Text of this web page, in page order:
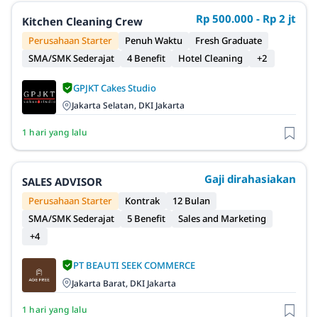
Kitchen Cleaning Crew Rp 500.000 - Rp 2 jt
Perusahaan Starter Penuh Waktu
Fresh Graduate
SMA/SMK Sederajat
4 Benefit Hotel Cleaning +2
GPJKT Cakes Studio
Jakarta Selatan, DKI Jakarta
1 hari yang lalu
SALES ADVISOR Gaji dirahasiakan
Perusahaan Starter Kontrak
12 Bulan
SMA/SMK Sederajat
5 Benefit
Sales and Marketing
+4
PT BEAUTI SEEK COMMERCE
Jakarta Barat, DKI Jakarta
1 hari yang lalu